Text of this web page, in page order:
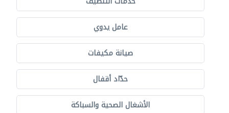
عامل يدوي
صيانة مكيفات
حدّاد أقفال
الأشغال الصحية والسباكة